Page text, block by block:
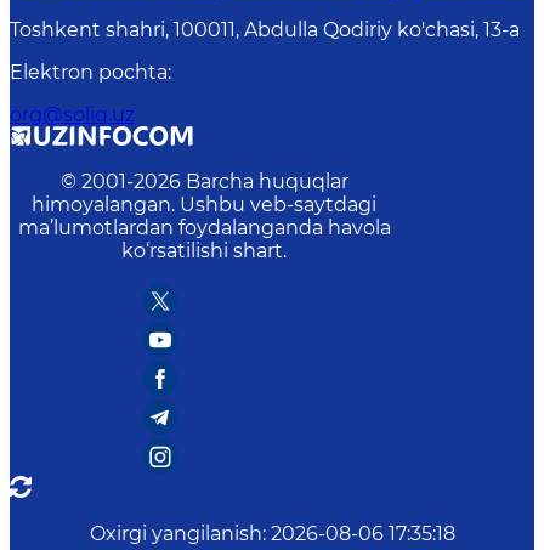
Toshkent shahri, 100011, Abdulla Qodiriy ko'chasi, 13-a
Elektron pochta:
org@soliq.uz
© 2001-2026 Barcha huquqlar
himoyalangan. Ushbu veb-saytdagi
ma’lumotlardan foydalanganda havola
ko‘rsatilishi shart.
Oxirgi yangilanish: 2026-08-06 17:35:18